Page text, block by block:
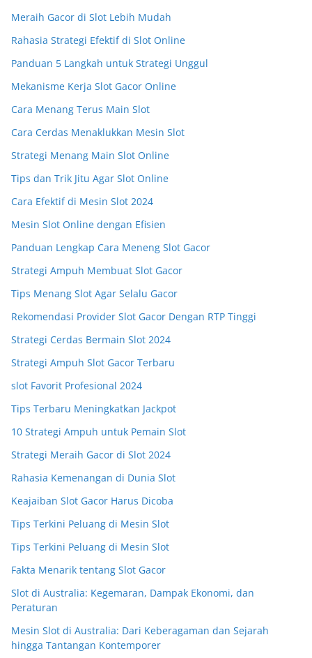
Meraih Gacor di Slot Lebih Mudah
Rahasia Strategi Efektif di Slot Online
Panduan 5 Langkah untuk Strategi Unggul
Mekanisme Kerja Slot Gacor Online
Cara Menang Terus Main Slot
Cara Cerdas Menaklukkan Mesin Slot
Strategi Menang Main Slot Online
Tips dan Trik Jitu Agar Slot Online
Cara Efektif di Mesin Slot 2024
Mesin Slot Online dengan Efisien
Panduan Lengkap Cara Meneng Slot Gacor
Strategi Ampuh Membuat Slot Gacor
Tips Menang Slot Agar Selalu Gacor
Rekomendasi Provider Slot Gacor Dengan RTP Tinggi
Strategi Cerdas Bermain Slot 2024
Strategi Ampuh Slot Gacor Terbaru
slot Favorit Profesional 2024
Tips Terbaru Meningkatkan Jackpot
10 Strategi Ampuh untuk Pemain Slot
Strategi Meraih Gacor di Slot 2024
Rahasia Kemenangan di Dunia Slot
Keajaiban Slot Gacor Harus Dicoba
Tips Terkini Peluang di Mesin Slot
Tips Terkini Peluang di Mesin Slot
Fakta Menarik tentang Slot Gacor
Slot di Australia: Kegemaran, Dampak Ekonomi, dan
Peraturan
Mesin Slot di Australia: Dari Keberagaman dan Sejarah
hingga Tantangan Kontemporer